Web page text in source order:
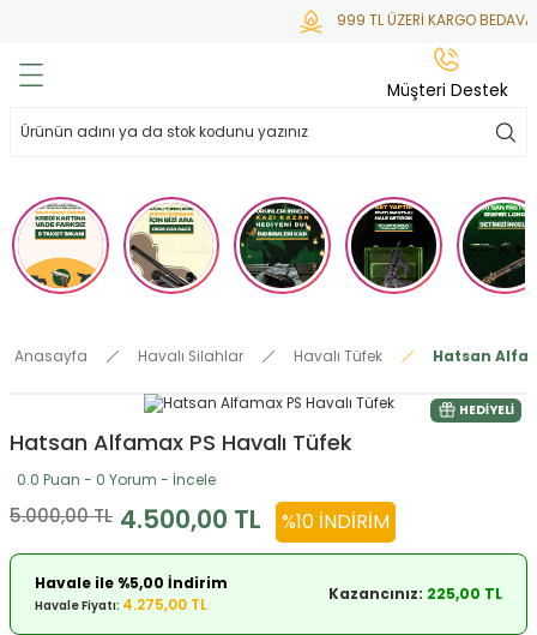
999 TL ÜZERİ KARGO BEDAVA
Mermisi
Tabure
Anasayfa Havalı Silahlar Havalı Tüfek Hatsan
HEDIYELI
Hatsan Alfamax PS Havalı Tüfek
0.0 Puan - 0 Yorum - İncele
5.000,00 TL 4.500,00 TL %10 İNDIRIM
Havale ile %5,00 İndirim
Havale Fiyatı: 4.275,00 TL
Kazancınız: 225,00 TL